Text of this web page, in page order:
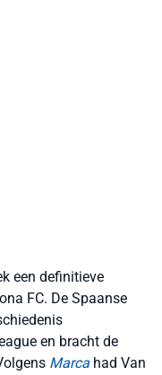
een definitieve
FC. De Spaanse
en bracht de
Marca had Van